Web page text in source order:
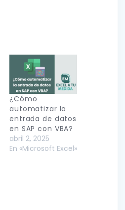
¿Cómo
automatizar la
entrada de datos
en SAP con VBA?
abril 2, 2025
En «Microsoft Excel»